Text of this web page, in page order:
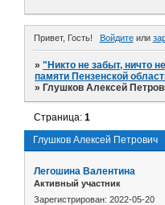
Привет, Гость! Войдитеили
»"Никто не забыт, ничто
памяти Пензенской
» Глушков Алексей
Глушков Алексей Петрович
Страница:1
Легошина Валентина
Активный участник
Зарегистрирован: 2022-05-20